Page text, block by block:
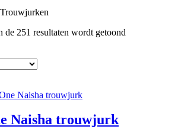
Trouwjurken
de 251 resultaten wordt getoond
Naisha trouwjurk